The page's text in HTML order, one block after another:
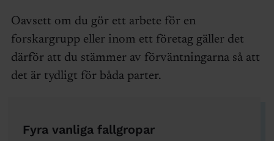
Oavsett om du gör ett arbete för en
forskargrupp eller inom ett företag gäller det
därför att du stämmer av förväntningarna så att
det är tydligt för båda parter.
Fyra vanliga fallgropar